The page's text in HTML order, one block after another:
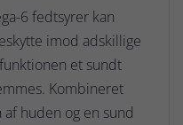
6 fedtsyrer kan
imod adskillige
et sundt
Kombineret
huden og en sund